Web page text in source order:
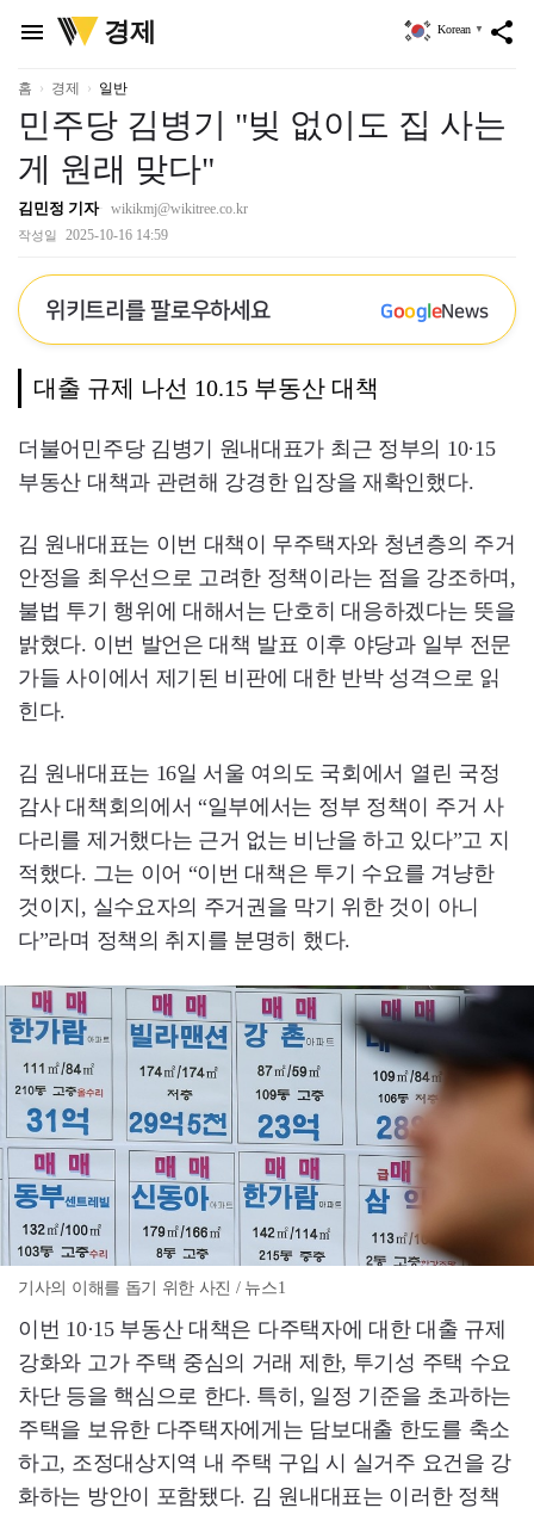
menu
위
키
리
경제 share
Korean ▼
홈 경제 일반
민주당 김병기 "빚 없이도 집 사는
게 원래 맞다"
김민정 기자 wikikmj@wikitree.co.kr
작성일 2025-10-16 14:59
위키트리를 팔로우하세요 GoogleNews
대출 규제 나선 10.15 부동산 대책
더불어민주당 김병기 원내대표가 최근 정부의 10·15
부동산 대책과 관련해 강경한 입장을 재확인했다.
김 원내대표는 이번 대책이 무주택자와 청년층의 주거
안정을 최우선으로 고려한 정책이라는 점을 강조하며,
불법 투기 행위에 대해서는 단호히 대응하겠다는 뜻을
밝혔다. 이번 발언은 대책 발표 이후 야당과 일부 전문
가들 사이에서 제기된 비판에 대한 반박 성격으로 읽
힌다.
김 원내대표는 16일 서울 여의도 국회에서 열린 국정
감사 대책회의에서 “일부에서는 정부 정책이 주거 사
다리를 제거했다는 근거 없는 비난을 하고 있다”고 지
적했다. 그는 이어 “이번 대책은 투기 수요를 겨냥한
것이지, 실수요자의 주거권을 막기 위한 것이 아니
다”라며 정책의 취지를 분명히 했다.
기사의 이해를 돕기 위한 사진 / 뉴스1
이번 10·15 부동산 대책은 다주택자에 대한 대출 규제
강화와 고가 주택 중심의 거래 제한, 투기성 주택 수요
차단 등을 핵심으로 한다. 특히, 일정 기준을 초과하는
주택을 보유한 다주택자에게는 담보대출 한도를 축소
하고, 조정대상지역 내 주택 구입 시 실거주 요건을 강
화하는 방안이 포함됐다. 김 원내대표는 이러한 정책